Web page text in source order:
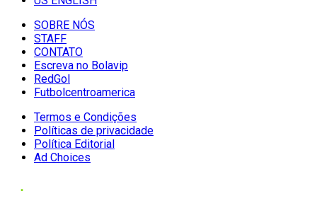
SOBRE NÓS
STAFF
CONTATO
Escreva no Bolavip
RedGol
Futbolcentroamerica
Termos e Condições
Políticas de privacidade
Política Editorial
Ad Choices